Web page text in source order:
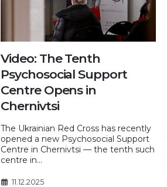
Video: The Tenth
Psychosocial Support
Centre Opens in
Chernivtsi
The Ukrainian Red Cross has recently
opened a new Psychosocial Support
Centre in Chernivtsi — the tenth such
centre in...
11.12.2025